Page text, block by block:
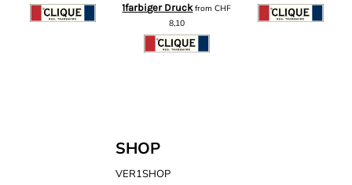
1farbiger DruckfromCHF
8,10
SHOP
VER1SHOP